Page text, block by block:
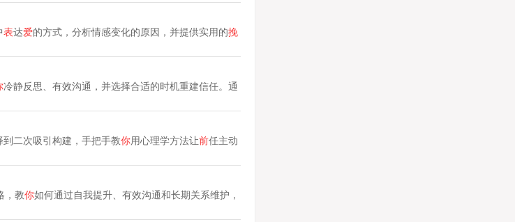
表达爱的方式，分析情感变化的原因，并提供实用的挽
冷静反思、有效沟通，并选择合适的时机重建信任。通
二次吸引构建，手把手教你用心理学方法让前任主动
，教你如何通过自我提升、有效沟通和长期关系维护，